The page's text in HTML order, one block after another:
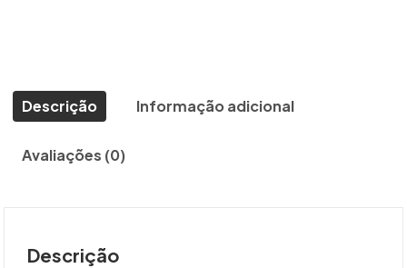
Descrição Informação adicional
Avaliações (0)
Descrição